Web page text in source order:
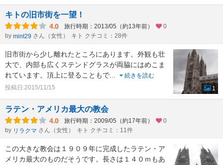
キトの旧市街を一望！
4.0 旅行時期：2013/05（約13年前）
0
by mint29 さん（女性） キト クチコミ：28件
旧市街から少し離れたところにあります。外観も壮
大で、内部も広くステンドグラスが両脇にはめこま
れています。頂上に登ることもで
続きを読む
投稿日:2015/11/15
1
ラテン・アメリカ最大の教会
4.0 旅行時期：2009/05（約17年前）
0
by リラクマ さん（女性） キト クチコミ：11件
この大きな教会は１９０９年に完成したラテン・ア
メリカ最大のものだそうです。長さは１４０ｍもあ